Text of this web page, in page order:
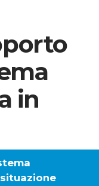
in